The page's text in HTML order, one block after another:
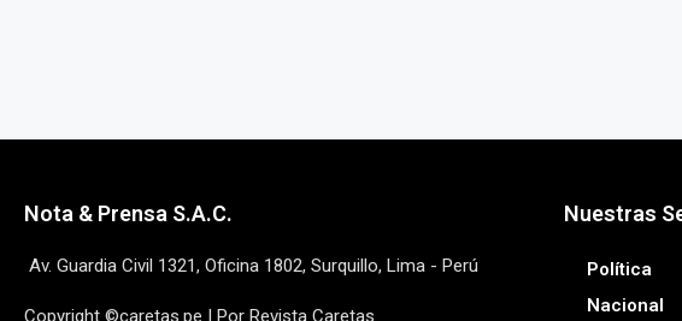
Nacional